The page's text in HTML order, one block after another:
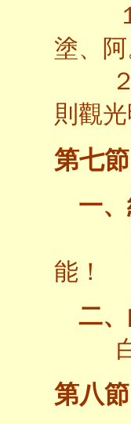
１、
塗、阿
２、
則觀
第七
一、
輪
能！
二、
第八